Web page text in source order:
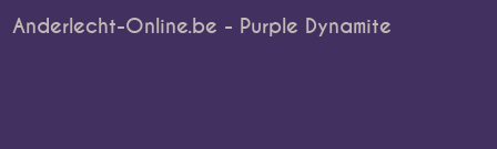
Anderlecht-Online.be - Purple Dynamite